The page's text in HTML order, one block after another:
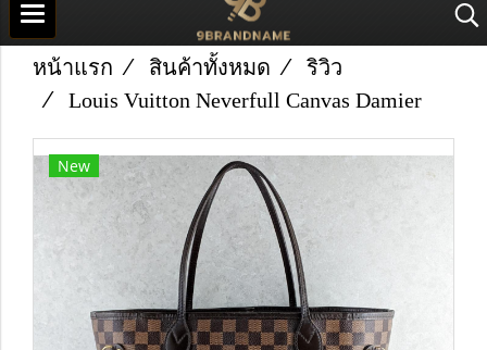
หน้าแรก สินค้าทั้งหมด
ริวิว
Louis Vuitton Neverfull Canvas Damier
New